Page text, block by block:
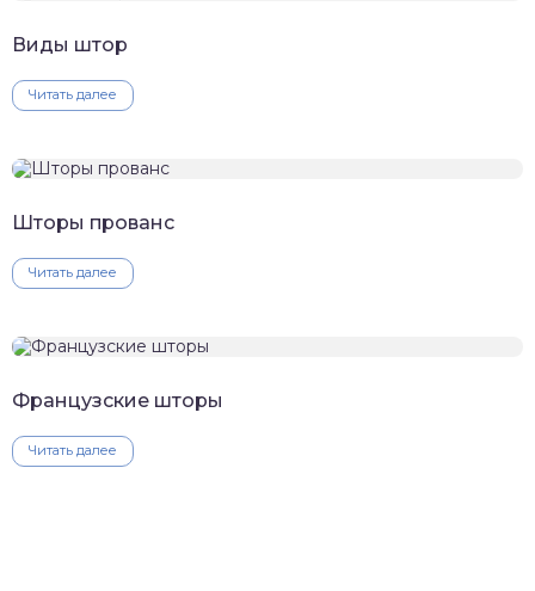
Виды штор
Читать далее
Шторы прованс
Читать далее
Французские шторы
Читать далее